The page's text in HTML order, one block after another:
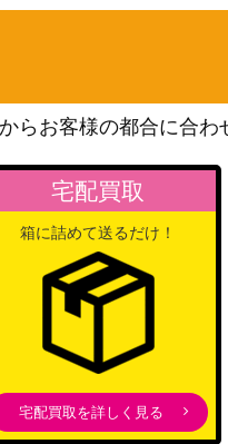
バンダイ
（鉄拳7）
ル）【UA33BT/N
バンダイ
（2.5次
IMS-2-046】
（アイド
ニーカ
BLC-1-041】
（
1-089】
バンダイ
（銀魂）
らお客様の都合に合わ
宅配買取
箱に詰めて送るだけ！
宅配買取を詳しく見る